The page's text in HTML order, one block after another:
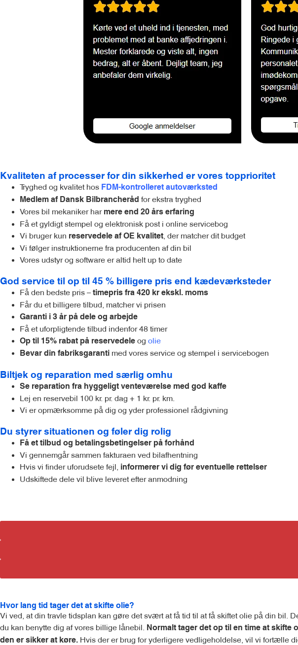
Kvaliteten af processer for din sikkerhed er vores topprioritet
Tryghed og kvalitet hos FDM-kontrolleret autoværksted
Medlem af Dansk Bilbrancheråd for ekstra tryghed
Vores bil mekaniker har mere end 20 års erfaring
Få et gyldigt stempel og elektronisk post i online servicebog
Vi bruger kun reservedele af OE kvalitet , der matcher dit budget
Vi følger instruktionerne fra producenten af din bil
Vores udstyr og software er altid helt up to date
God service til op til 45 % billigere pris end kædeværksteder
Få den bedste pris – timepris fra 420 kr ekskl. moms
Får du et billigere tilbud, matcher vi prisen
Garanti i 3 år på dele og arbejde
Få et uforpligtende tilbud indenfor 48 timer
Op til 15% rabat på reservedele og olie
Bevar din fabriksgaranti med vores service og stempel i servicebogen
Biltjek og reparation med særlig omhu
Se reparation fra hyggeligt venteværelse med god kaffe
Lej en reservebil 100 kr. pr. dag + 1 kr. pr. km.
Vi er opmærksomme på dig og yder professionel rådgivning
Du styrer situationen og føler dig rolig
Få et tilbud og betalingsbetingelser på forhånd
Vi gennemgår sammen fakturaen ved bilafhentning
Hvis vi finder uforudsete fejl,
informerer vi dig før eventuelle rettelser
Udskiftede dele vil blive leveret efter anmodning
Hvor lang tid tager det at skifte olie?
Vi ved, at din travle tidsplan kan gøre det svært at få tid til at få skiftet olie på din bil.
du kan benytte dig af vores billige lånebil.
Normalt tager det op til en time at skifte
den er sikker at køre. Hvis der er brug for yderligere vedligeholdelse, vil vi fortælle